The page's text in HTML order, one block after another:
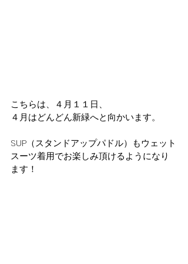
こちらは、４月１１日、
４月はどんどん新緑へと向かいます。
SUP（スタンドアップパドル）もウェット
スーツ着用でお楽しみ頂けるようになり
ます！